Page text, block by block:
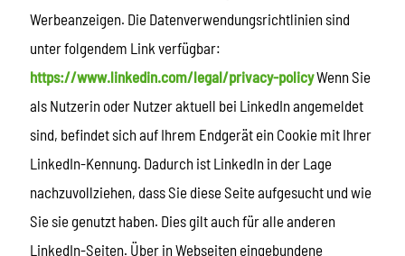
Werbeanzeigen. Die Datenverwendungsrichtlinien sind
unter folgendem Link verfügbar:
https://www.linkedin.com/legal/privacy-policyWenn Sie
als Nutzerin oder Nutzer aktuell bei LinkedIn angemeldet
sind, befindet sich auf Ihrem Endgerät ein Cookie mit Ihrer
LinkedIn-Kennung. Dadurch ist LinkedIn in der Lage
nachzuvollziehen, dass Sie diese Seite aufgesucht und wie
Sie sie genutzt haben. Dies gilt auch für alle anderen
LinkedIn-Seiten. Über in Webseiten eingebundene